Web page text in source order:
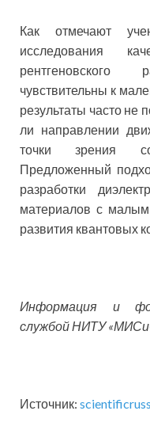
Как отмечают
исследования
чувствительны к
результаты часто не
ли направлении
точки зрения
Предложенный
разработки
материалов с
развития квантовых
Информация и
службой НИТУ
Источник: